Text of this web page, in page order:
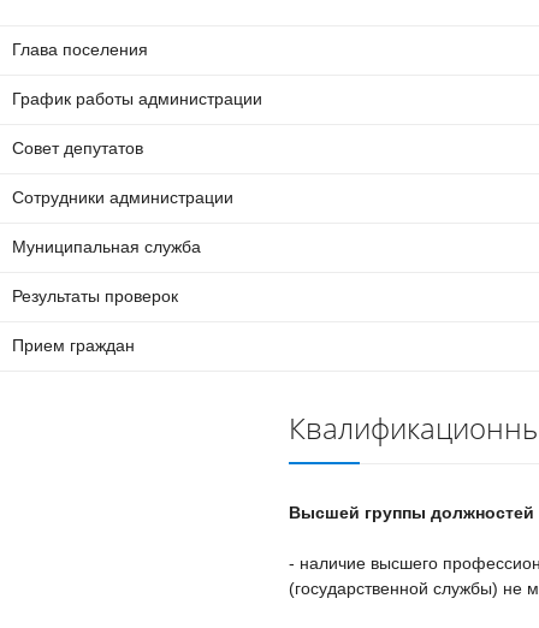
Глава поселения
График работы администрации
Совет депутатов
Сотрудники администрации
Муниципальная служба
Результаты проверок
Прием граждан
Высшей группы
- наличие высшего
(государственной службы) не